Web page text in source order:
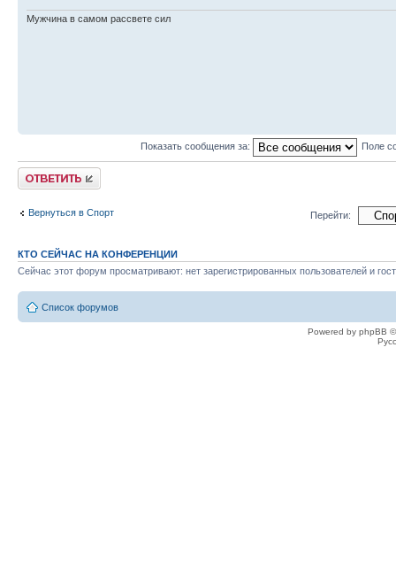
Мужчина в самом рассвете сил
Показать сообщения за: Поле
Ответить
Вернуться в Спорт Перейти:
КТО СЕЙЧАС НА КОНФЕРЕНЦИИ
Сейчас этот форум просматривают: нет зарегистрированных пользователей и
Список форумов
Powered by phpBB